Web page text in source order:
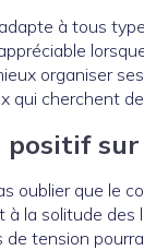
à tous
organiser
qui cherchent
positif
oublier que le
à la solitude
tension